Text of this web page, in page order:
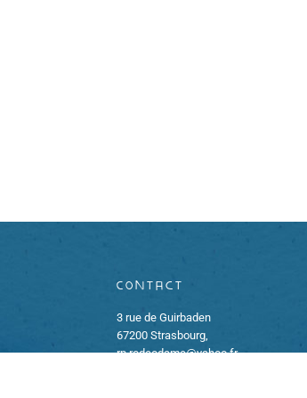
Contact
3 rue de Guirbaden
67200 Strasbourg,
rp.rodeodame@yahoo.fr